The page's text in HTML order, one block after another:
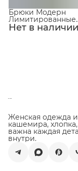
Нет в наличии
Брюки Модерн
Лимитированные
Молочный в
Женская одежда
кашемира,
важна каждая
внутри.